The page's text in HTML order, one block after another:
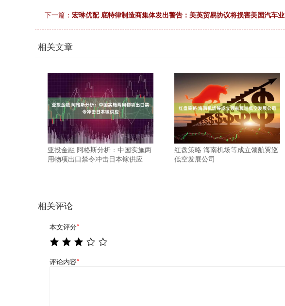
下一篇： 宏琳优配 底特律制造商集体发出警告：美英贸易协议将损害美国汽车业
相关文章
亚投金融 阿格斯分析：中国实施两
用物项出口禁令冲击日本镓供应
红盘策略 海南机场等成立领航翼巡
低空发展公司
相关评论
本文评分*
评论内容*